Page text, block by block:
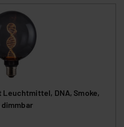
Leuchtmittel, DNA, Smoke,
dimmbar